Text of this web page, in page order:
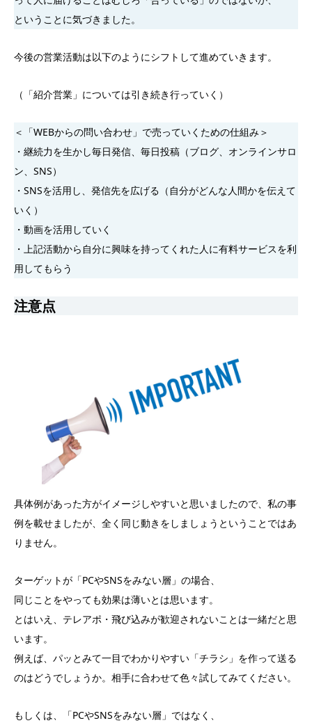
ということに気づきました。
今後の営業活動は以下のようにシフトして進めていきます。
（「紹介営業」については引き続き行っていく）
＜「WEBからの問い合わせ」で売っていくための仕組み＞
・継続力を生かし毎日発信、毎日投稿（ブログ、オンラインサロ
ン、SNS）
・SNSを活用し、発信先を広げる（自分がどんな人間かを伝えて
いく）
・動画を活用していく
・上記活動から自分に興味を持ってくれた人に有料サービスを利
用してもらう
注意点
具体例があった方がイメージしやすいと思いましたので、私の事
例を載せましたが、全く同じ動きをしましょうということではあ
りません。
ターゲットが「PCやSNSをみない層」の場合、
同じことをやっても効果は薄いとは思います。
とはいえ、テレアポ・飛び込みが歓迎されないことは一緒だと思
います。
例えば、パッとみて一目でわかりやすい「チラシ」を作って送る
のはどうでしょうか。相手に合わせて色々試してみてください。
もしくは、「PCやSNSをみない層」ではなく、